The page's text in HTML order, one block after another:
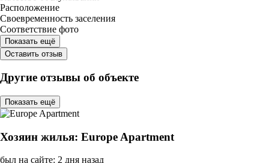
Расположение
Своевременность заселения
Соответствие фото
Показать ещё
Оставить отзыв
Другие отзывы об объекте
Показать ещё
Хозяин жилья: Europe Apartment
был на сайте: 2 дня назад